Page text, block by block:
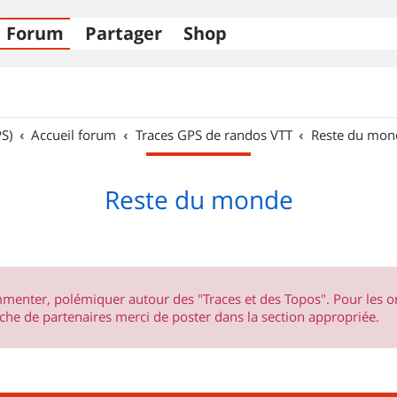
Forum Partager Shop
Accueil forum Traces GPS de randos VTT Reste du
Reste du monde
polémiquer autour des "Traces et des Topos". Pour les
de partenaires merci de poster dans la section appropriée.